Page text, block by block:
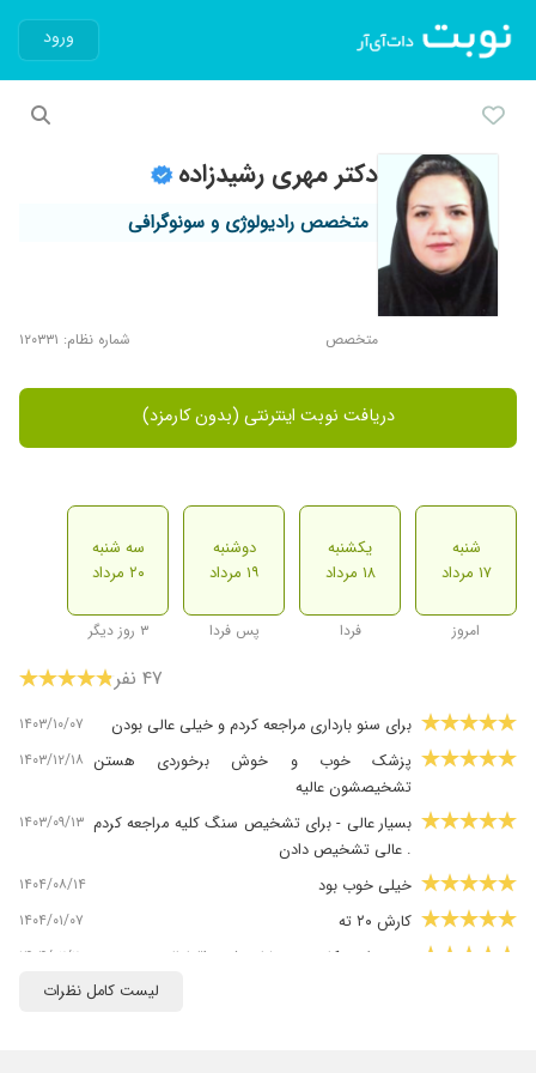
ورود
دکتر مهری رشیدزاده
متخصص رادیولوژی و سونوگرافی
متخصص شماره نظام: ۱۲۰۳۳۱
دریافت نوبت اینترنتی (بدون کارمزد)
شنبه
۱۷ مرداد
امروز
یکشنبه
۱۸ مرداد
فردا
دوشنبه
۱۹ مرداد
پس فردا
سه شنبه
۲۰ مرداد
۳ روز دیگر
۴۷ نفر
برای سنو بارداری مراجعه کردم و خیلی عالی بودن ۱۴۰۳/۱۰/۰۷
پزشک خوب و خوش برخوردی هستن
تشخیصشون عالیه
۱۴۰۳/۱۲/۱۸
بسیار عالی - برای تشخیص سنگ کلیه مراجعه کردم
. عالی تشخیص دادن
۱۴۰۳/۰۹/۱۳
خیلی خوب بود ۱۴۰۴/۰۸/۱۴
کارش ۲۰ ته ۱۴۰۴/۰۱/۰۷
بنده برای چکاب خدمتشان رفتم واقعاعالی ۱۴۰۴/۰۲/۲۰
محیطش خیلی تمیز مرتب و باآرامش بود دکتر ۱۴۰۵/۰۴/۲۶
لیست کامل نظرات